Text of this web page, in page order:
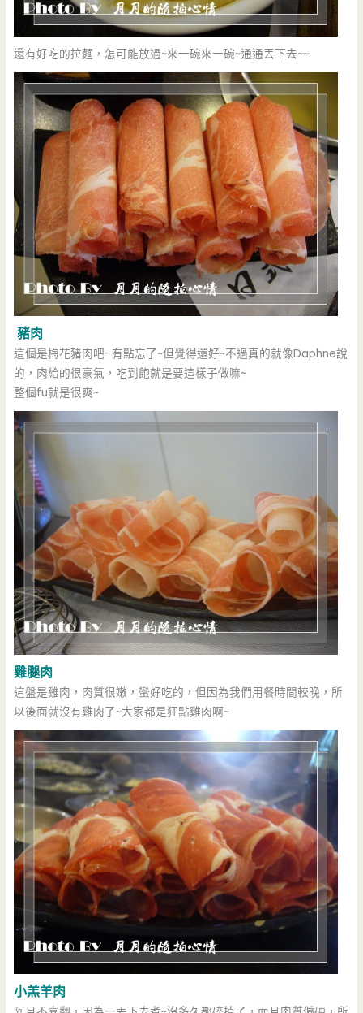
還有好吃的拉麵，怎可能放過~來一碗來一碗~通通丟下去~~
豬肉
這個是梅花豬肉吧–有點忘了~但覺得還好~不過真的就像Daphne說
的，肉給的很豪氣，吃到飽就是要這樣子做嘛~
整個fu就是很爽~
雞腿肉
這盤是雞肉，肉質很嫩，蠻好吃的，但因為我們用餐時間較晚，所
以後面就沒有雞肉了~大家都是狂點雞肉啊~
小羔羊肉